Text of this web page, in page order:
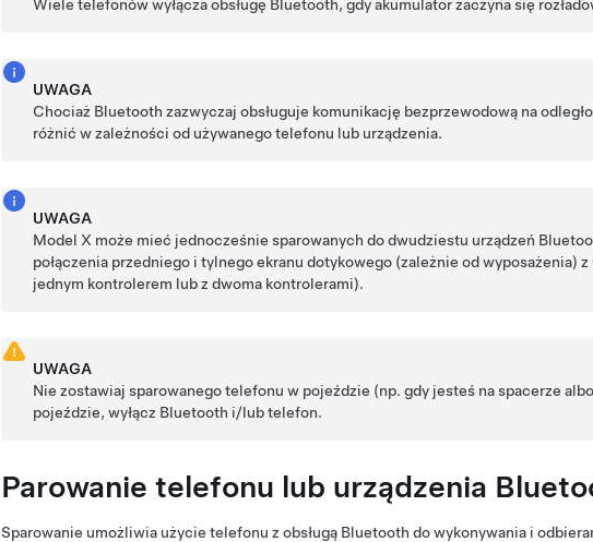
Wiele telefonów wyłącza obsługę Bluetooth, gdy akumulator zaczyna się
UWAGA
Chociaż Bluetooth zazwyczaj obsługuje komunikację bezprzewodową na
różnić w zależności od używanego telefonu lub urządzenia.
UWAGA
Model X może mieć jednocześnie sparowanych do dwudziestu urządzeń
połączenia przedniego i tylnego ekranu dotykowego (zależnie od wyposażenia)
jednym kontrolerem lub z dwoma kontrolerami).
UWAGA
Nie zostawiaj sparowanego telefonu w pojeździe (np. gdy jesteś na spacerze
pojeździe, wyłącz Bluetooth i/lub telefon.
Parowanie telefonu lub urządzenia
Sparowanie umożliwia użycie telefonu z obsługą Bluetooth do wykonywania i